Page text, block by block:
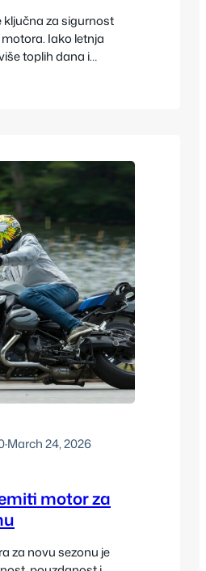
ključna za sigurnost
Iako letnja
toplih dana i
vožnju, pitanje
na temperaturu,
računa…
·March 24, 2026
motor za
za novu sezonu je